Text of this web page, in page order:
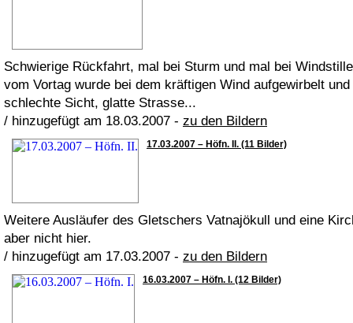
Schwierige Rückfahrt, mal bei Sturm und mal bei
vom Vortag wurde bei dem kräftigen Wind aufgewirbelt
schlechte Sicht, glatte Strasse...
/ hinzugefügt am 18.03.2007 - zu den Bildern
17.03.2007 – Höfn. II. (11 Bilder)
Weitere Ausläufer des Gletschers Vatnajökull und eine
aber nicht hier.
/ hinzugefügt am 17.03.2007 - zu den Bildern
16.03.2007 – Höfn. I. (12 Bilder)